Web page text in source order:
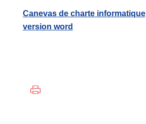
Canevas de charte informatique
version word